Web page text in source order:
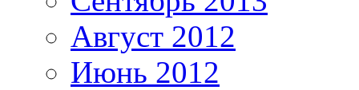
Август 2012
Июнь 2012